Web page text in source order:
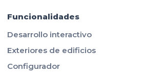
Funcionalidades
Desarrollo interactivo
Exteriores de edificios
Configurador